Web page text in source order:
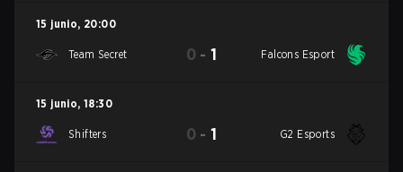
15 junio, 20:00
Team Secret 0 -1 Falcons Esport
15 junio, 18:30
Shifters 0 -1 G2 Esports